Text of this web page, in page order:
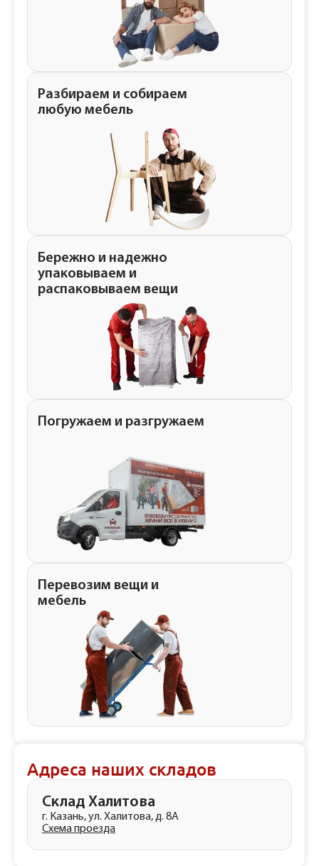
Разбираем и собираем
любую мебель
Бережно и надежно
упаковываем и
распаковываем вещи
Погружаем и разгружаем
Перевозим вещи и
мебель
Адреса наших складов
Склад Халитова
г. Казань, ул. Халитова, д. 8А
Схема проезда